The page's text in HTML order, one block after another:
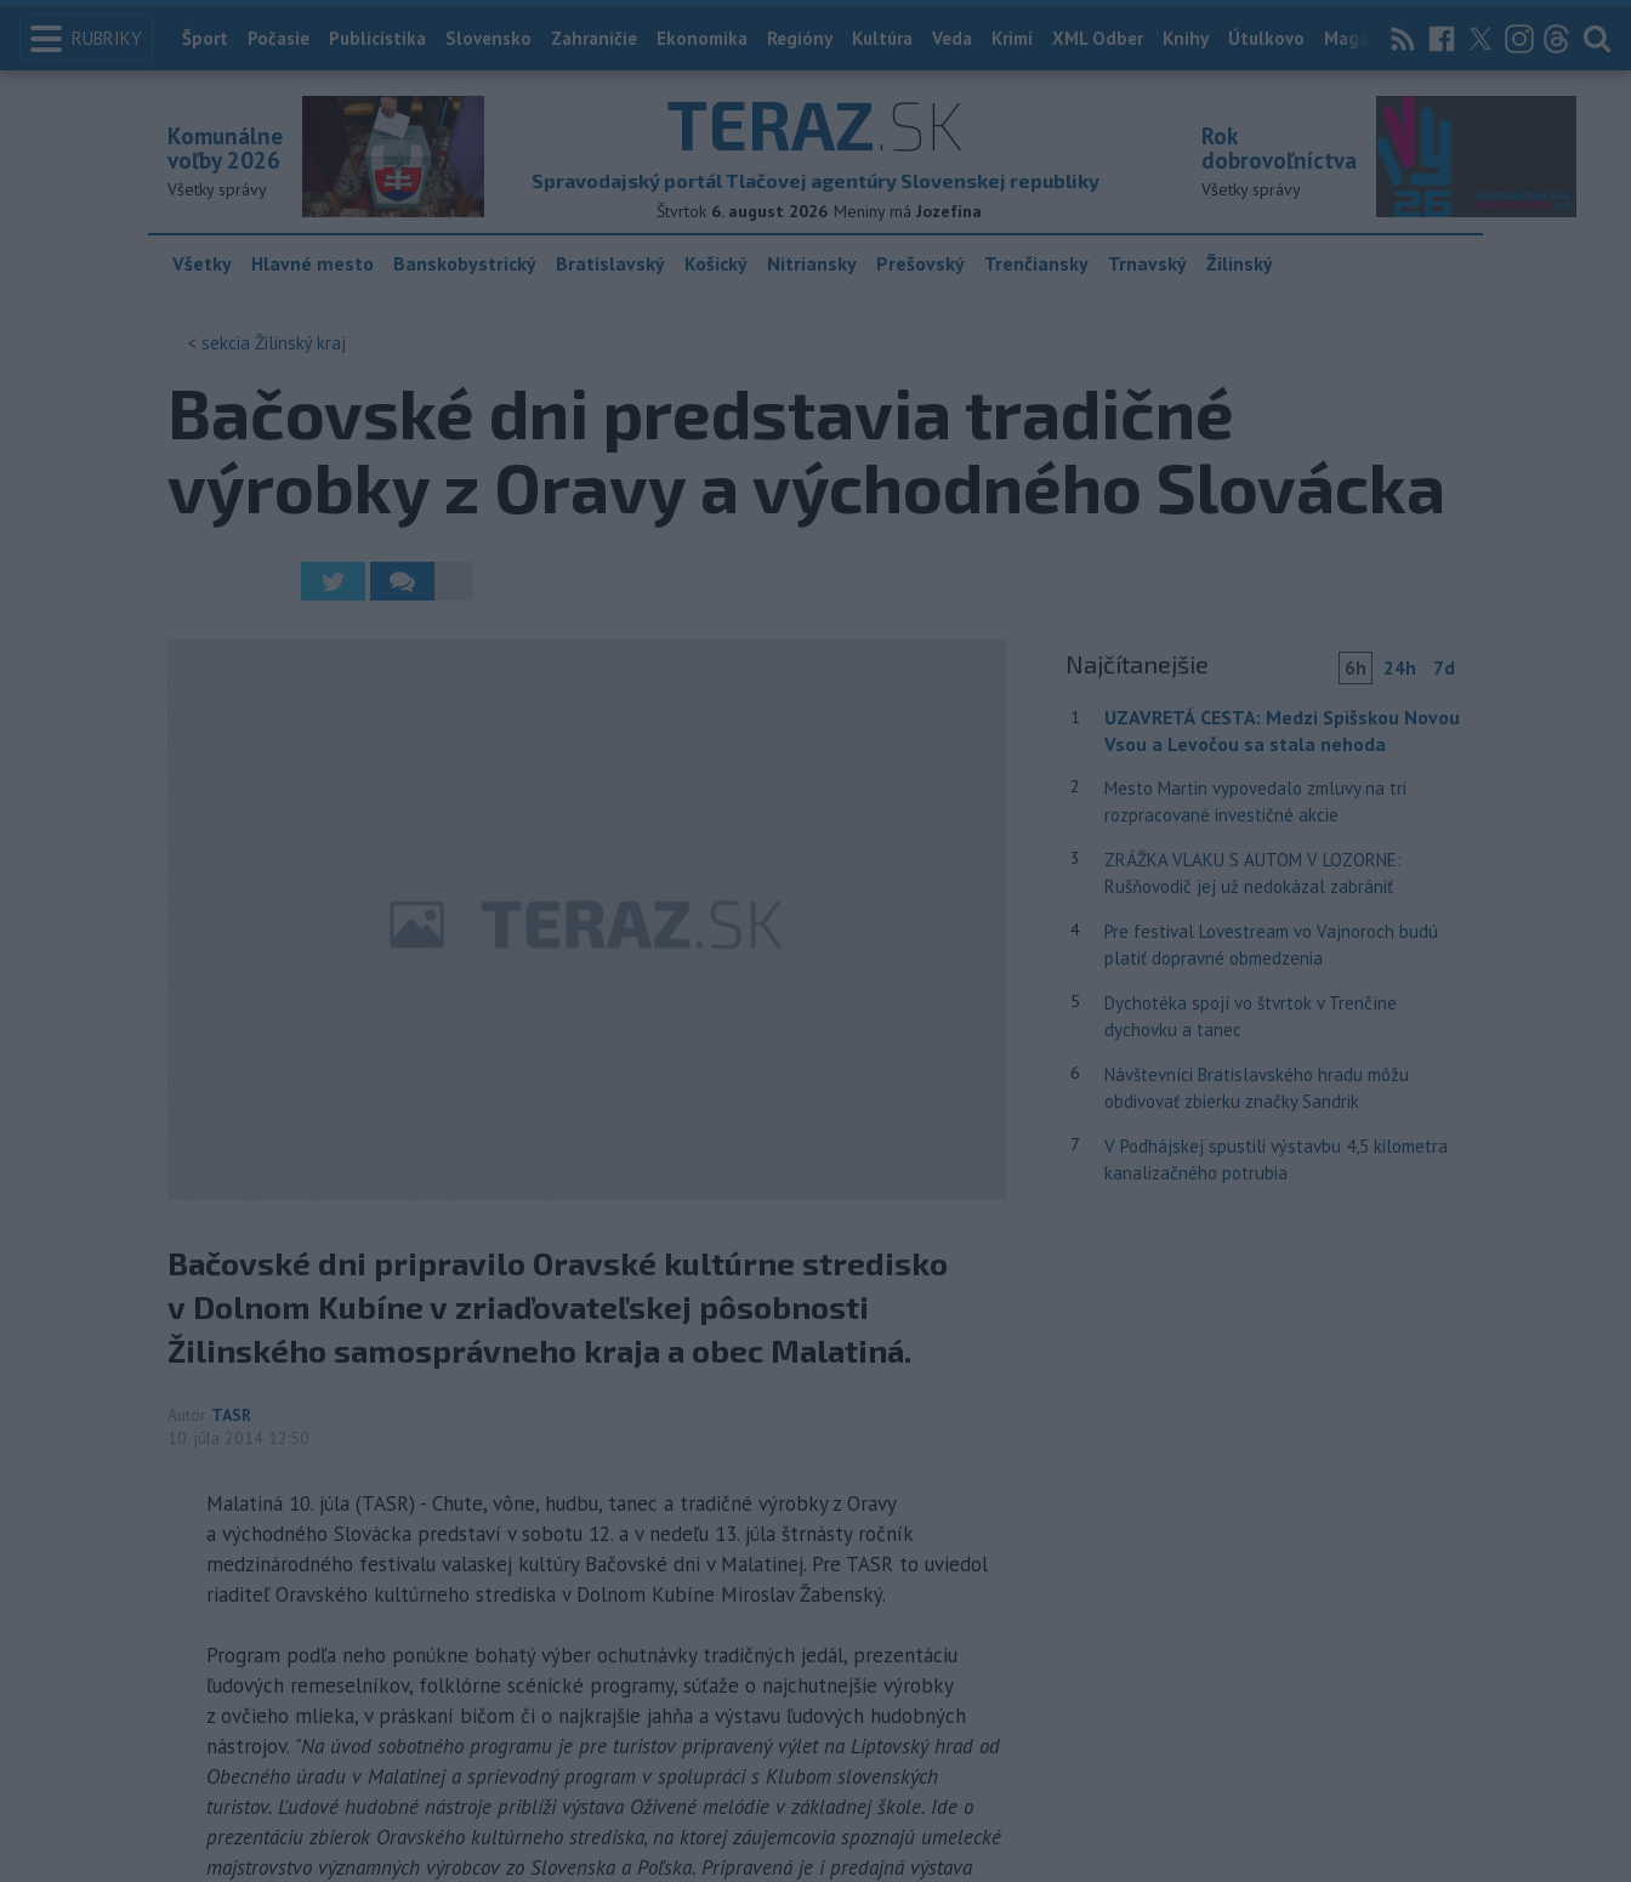
RUBRIKY Index
Šport Počasie Publicistika Slovensko Zahraničie Ekonomika Regióny Kultúra Veda Krimi XML Odber Knihy Útulkovo Magazín News Now Archív
TERAZ.SK
Spravodajský portál Tlačovej agentúry Slovenskej republiky
Štvrtok 6. august 2026 Meniny má Jozefína
Komunálne
voľby 2026
Všetky správy
Rok
dobrovoľníctva
Všetky správy
Všetky Hlavné mesto Banskobystrický Bratislavský Košický Nitriansky Prešovský Trenčiansky Trnavský Žilinský
< sekcia Žilinský kraj
Bačovské dni predstavia tradičné
výrobky z Oravy a východného Slovácka
Bačovské dni pripravilo Oravské kultúrne stredisko
v Dolnom Kubíne v zriaďovateľskej pôsobnosti
Žilinského samosprávneho kraja a obec Malatiná.
Autor TASR
10. júla 2014 12:50
Malatiná 10. júla (TASR) - Chute, vône, hudbu, tanec a tradičné výrobky z Oravy
a východného Slovácka predstaví v sobotu 12. a v nedeľu 13. júla štrnásty ročník
medzinárodného festivalu valaskej kultúry Bačovské dni v Malatinej. Pre TASR to uviedol
riaditeľ Oravského kultúrneho strediska v Dolnom Kubíne Miroslav Žabenský.
Program podľa neho ponúkne bohatý výber ochutnávky tradičných jedál, prezentáciu
ľudových remeselníkov, folklórne scénické programy, súťaže o najchutnejšie výrobky
z ovčieho mlieka, v práskaní bičom či o najkrajšie jahňa a výstavu ľudových hudobných
nástrojov. "Na úvod sobotného programu je pre turistov pripravený výlet na Liptovský hrad od
Obecného úradu v Malatinej a sprievodný program v spolupráci s Klubom slovenských
turistov. Ľudové hudobné nástroje priblíži výstava Oživené melódie v základnej škole. Ide o
prezentáciu zbierok Oravského kultúrneho strediska, na ktorej záujemcovia spoznajú umelecké
majstrovstvo významných výrobcov zo Slovenska a Poľska. Pripravená je i predajná výstava
Najčítanejšie 6h 24h 7d
1
UZAVRETÁ CESTA: Medzi Spišskou Novou
Vsou a Levočou sa stala nehoda
2
Mesto Martin vypovedalo zmluvy na tri
rozpracované investičné akcie
3
ZRÁŽKA VLAKU S AUTOM V LOZORNE:
Rušňovodič jej už nedokázal zabrániť
4
Pre festival Lovestream vo Vajnoroch budú
platiť dopravné obmedzenia
5
Dychotéka spojí vo štvrtok v Trenčíne
dychovku a tanec
6
Návštevníci Bratislavského hradu môžu
obdivovať zbierku značky Sandrik
7
V Podhájskej spustili výstavbu 4,5 kilometra
kanalizačného potrubia